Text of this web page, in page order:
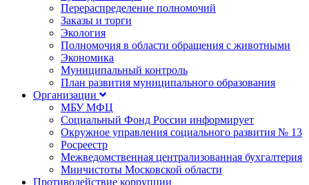
Перераспределение полномочий
Заказы и торги
Экология
Полномочия в области обращения с животными
Экономика
Муниципальный контроль
План развития муниципального образования
Организации
МБУ МФЦ
Социальный Фонд России информирует
Окружное управления социального развития № 13
Росреестр
Межведомственная централизованная бухгалтерия
Минчистоты Московской области
Противодействие коррупции